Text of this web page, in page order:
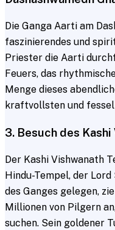
Die Ganga Aarti am
faszinierendes und
Priester die Aarti
Feuers, das
Menge dieses
kraftvollsten und
3. Besuch des
Der Kashi Vishwanath
Hindu-Tempel, der
des Ganges gelegen,
Millionen von Pilgern
suchen. Sein goldener